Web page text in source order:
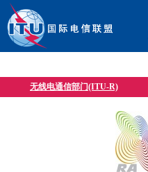
无线电通信部门(ITU-R)